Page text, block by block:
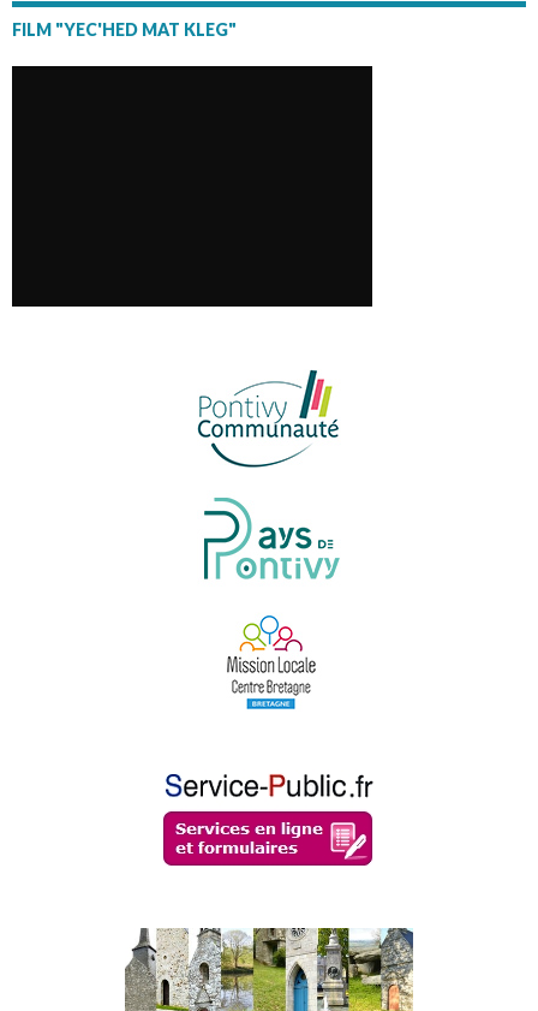
FILM "YEC'HED MAT KLEG"